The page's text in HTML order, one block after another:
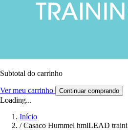
Subtotal do carrinho
Ver meu carrinho Continuar comprando
Loading...
Início
/ Casaco Hummel hmlLEAD